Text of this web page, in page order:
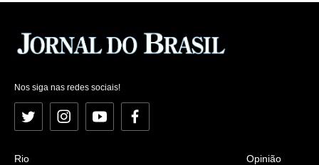
Nos siga nas redes sociais!
Twitter InstagramYouTubeFacebook
Rio
Opinião